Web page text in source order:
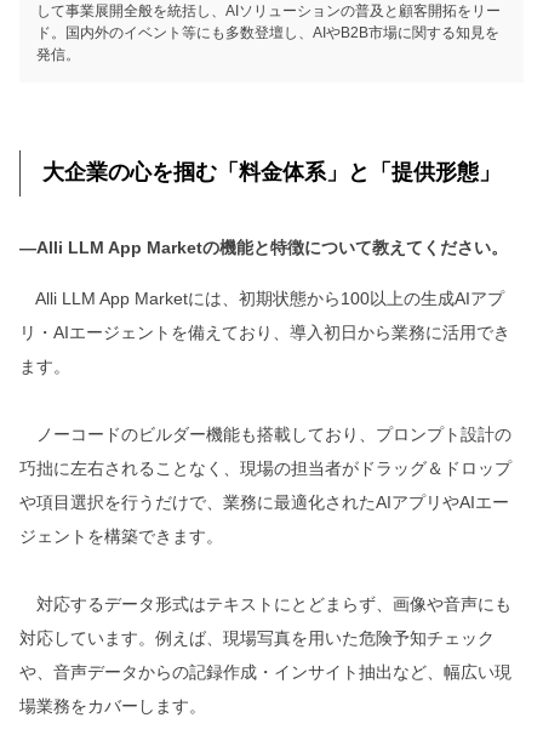
して事業展開全般を統括し、AIソリューションの普及と顧客開拓をリー
ド。国内外のイベント等にも多数登壇し、AIやB2B市場に関する知見を
発信。
大企業の心を掴む「料金体系」と「提供形態」
―Alli LLM App Marketの機能と特徴について教えてください。
Alli LLM App Marketには、初期状態から100以上の生成AIアプ
リ・AIエージェントを備えており、導入初日から業務に活用でき
ます。
ノーコードのビルダー機能も搭載しており、プロンプト設計の
巧拙に左右されることなく、現場の担当者がドラッグ＆ドロップ
や項目選択を行うだけで、業務に最適化されたAIアプリやAIエー
ジェントを構築できます。
対応するデータ形式はテキストにとどまらず、画像や音声にも
対応しています。例えば、現場写真を用いた危険予知チェック
や、音声データからの記録作成・インサイト抽出など、幅広い現
場業務をカバーします。